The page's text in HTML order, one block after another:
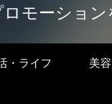
モーション
・ライフ 美